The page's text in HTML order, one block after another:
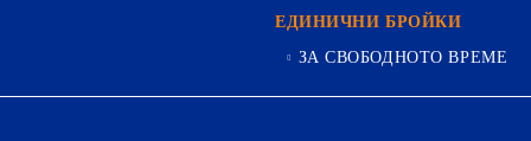
ЕДИНИЧНИ БРОЙКИ
ЗА СВОБОДНОТО ВРЕМЕ